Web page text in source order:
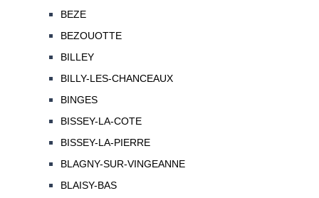
BEZE
BEZOUOTTE
BILLEY
BILLY-LES-CHANCEAUX
BINGES
BISSEY-LA-COTE
BISSEY-LA-PIERRE
BLAGNY-SUR-VINGEANNE
BLAISY-BAS